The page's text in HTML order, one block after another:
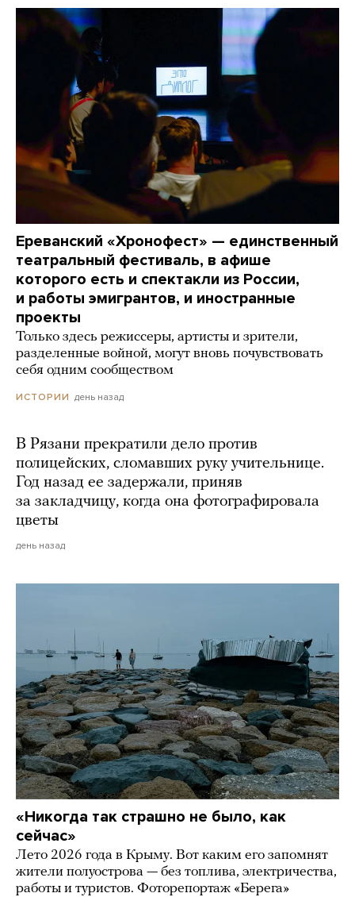
Ереванский «Хронофест» — единственный
театральный фестиваль, в афише
которого есть и спектакли из России,
и работы эмигрантов, и иностранные
проекты
Только здесь режиссеры, артисты и зрители,
разделенные войной, могут вновь почувствовать
себя одним сообществом
ИСТОРИИ день назад
В Рязани прекратили дело против
полицейских, сломавших руку учительнице.
Год назад ее задержали, приняв
за закладчицу, когда она фотографировала
цветы
день назад
«Никогда так страшно не было, как
сейчас»
Лето 2026 года в Крыму. Вот каким его запомнят
жители полуострова — без топлива, электричества,
работы и туристов. Фоторепортаж «Берега»